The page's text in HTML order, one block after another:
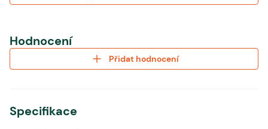
Hodnocení
Přidat hodnocení
Specifikace